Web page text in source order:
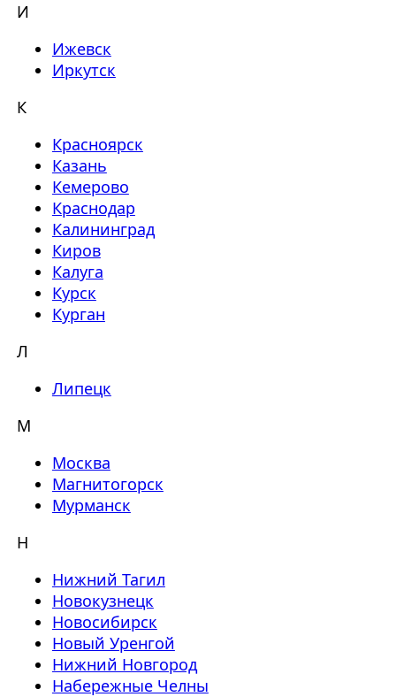
И
Ижевск
Иркутск
К
Красноярск
Казань
Кемерово
Краснодар
Калининград
Киров
Калуга
Курск
Курган
Л
Липецк
М
Москва
Магнитогорск
Мурманск
Н
Нижний Тагил
Новокузнецк
Новосибирск
Новый Уренгой
Нижний Новгород
Набережные Челны